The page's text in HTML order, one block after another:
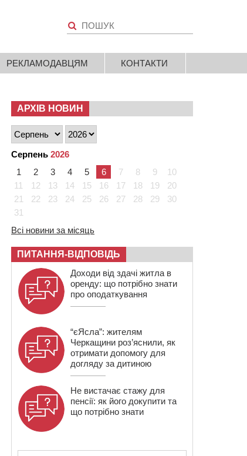
РЕКЛАМОДАВЦЯМ КОНТАКТИ
АРХІВ НОВИН
Серпень 2026
1
2 3 4 5 6 7 8 9
10
11
12 13 14 15 16 17 18 19
20
21
22 23 24 25 26 27 28 29
30
31
Всі новини за місяць
ПИТАННЯ-ВІДПОВІДЬ
Доходи від здачі житла в
оренду: що потрібно знати
про оподаткування
“єЯсла”: жителям
Черкащини роз’яснили, як
отримати допомогу для
догляду за дитиною
Не вистачає стажу для
пенсії: як його докупити та
що потрібно знати